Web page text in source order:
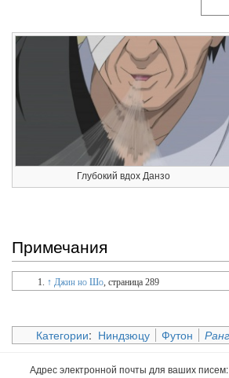
Глубокий вдох Данзо
Примечания
↑ Джин но Шо, страница 289
Категории: Ниндзюцу Футон
Адрес электронной почты для ваших писем: